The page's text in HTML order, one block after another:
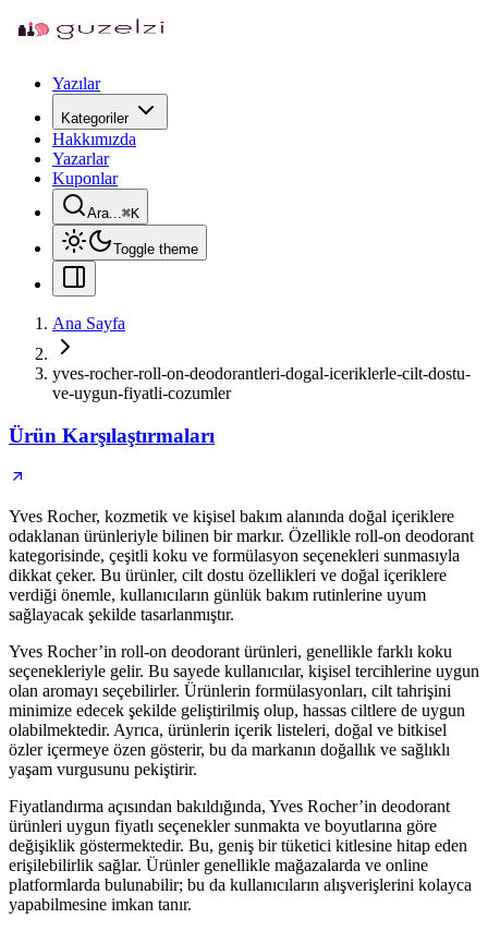
Yazılar
Kategoriler
Hakkımızda
Yazarlar
Kuponlar
Ara...⌘K
Toggle theme
Ana Sayfa
yves-rocher-roll-on-deodorantleri-dogal-iceriklerle-cilt-dostu-
ve-uygun-fiyatli-cozumler
Ürün Karşılaştırmaları
Yves Rocher, kozmetik ve kişisel bakım alanında doğal içeriklere
odaklanan ürünleriyle bilinen bir markır. Özellikle roll-on deodorant
kategorisinde, çeşitli koku ve formülasyon seçenekleri sunmasıyla
dikkat çeker. Bu ürünler, cilt dostu özellikleri ve doğal içeriklere
verdiği önemle, kullanıcıların günlük bakım rutinlerine uyum
sağlayacak şekilde tasarlanmıştır.
Yves Rocher’in roll-on deodorant ürünleri, genellikle farklı koku
seçenekleriyle gelir. Bu sayede kullanıcılar, kişisel tercihlerine uygun
olan aromayı seçebilirler. Ürünlerin formülasyonları, cilt tahrişini
minimize edecek şekilde geliştirilmiş olup, hassas ciltlere de uygun
olabilmektedir. Ayrıca, ürünlerin içerik listeleri, doğal ve bitkisel
özler içermeye özen gösterir, bu da markanın doğallık ve sağlıklı
yaşam vurgusunu pekiştirir.
Fiyatlandırma açısından bakıldığında, Yves Rocher’in deodorant
ürünleri uygun fiyatlı seçenekler sunmakta ve boyutlarına göre
değişiklik göstermektedir. Bu, geniş bir tüketici kitlesine hitap eden
erişilebilirlik sağlar. Ürünler genellikle mağazalarda ve online
platformlarda bulunabilir; bu da kullanıcıların alışverişlerini kolayca
yapabilmesine imkan tanır.